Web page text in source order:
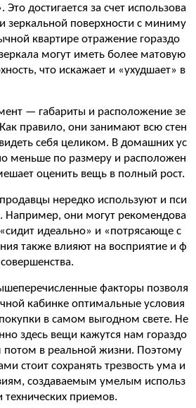
достигается за счет использова
зеркальной поверхности с миниму
квартире отражение гораздо
могут иметь более матовую
что искажает и «ухудшает» в
— габариты и расположение зе
правило, они занимают всю стен
себя целиком. В домашних ус
меньше по размеру и расположен
оценить вещь в полный рост.
нередко используют и пси
Например, они могут рекомендова
идеально» и «потрясающе с
также влияют на восприятие и ф
факторы позволя
кабинке оптимальные условия
в самом выгодном свете. Не
здесь вещи кажутся нам гораздо
потом в реальной жизни. Поэтому
стоит сохранять трезвость ума и
создаваемым умелым использ
приемов.